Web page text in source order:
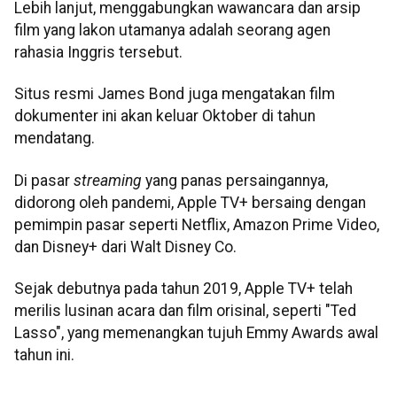
Lebih lanjut, menggabungkan wawancara dan arsip
film yang lakon utamanya adalah seorang agen
rahasia Inggris tersebut.
Situs resmi James Bond juga mengatakan film
dokumenter ini akan keluar Oktober di tahun
mendatang.
Di pasar streaming yang panas persaingannya,
didorong oleh pandemi, Apple TV+ bersaing dengan
pemimpin pasar seperti Netflix, Amazon Prime Video,
dan Disney+ dari Walt Disney Co.
Sejak debutnya pada tahun 2019, Apple TV+ telah
merilis lusinan acara dan film orisinal, seperti "Ted
Lasso", yang memenangkan tujuh Emmy Awards awal
tahun ini.